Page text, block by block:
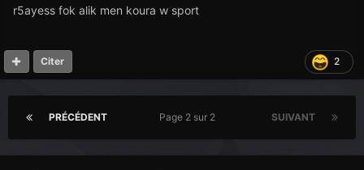
r5ayess fok alik men koura w sport
2
Citer
PRÉCÉDENT SUIVANT
Page 2 sur 2